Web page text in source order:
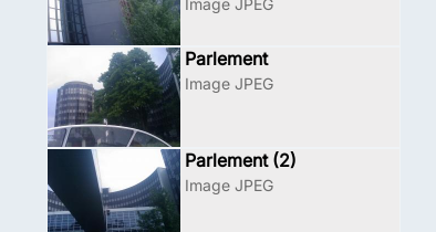
Image JPEG
Parlement
Image JPEG
Parlement (2)
Image JPEG